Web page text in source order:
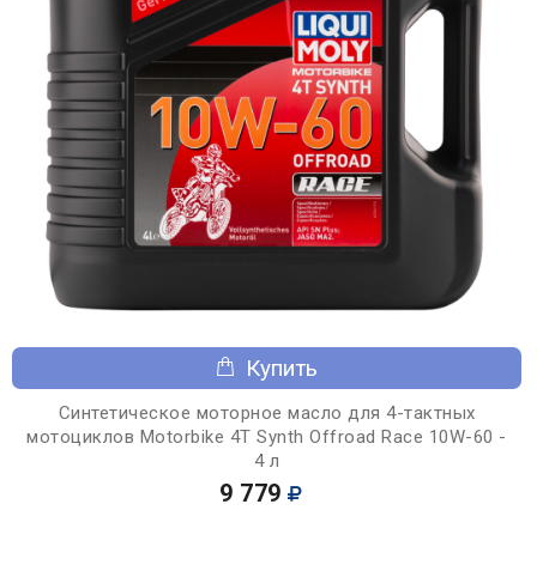
Купить
Синтетическое моторное масло для 4-тактных
мотоциклов Motorbike 4T Synth Offroad Race 10W-60 -
4 л
9 779